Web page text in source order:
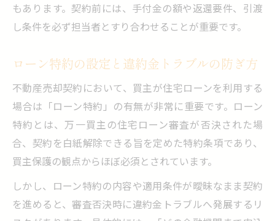
もあります。契約前には、手付金の額や返還要件、引渡
し条件を必ず担当者とすり合わせることが重要です。
ローン特約の設定と違約金トラブルの防ぎ方
不動産売却契約において、買主が住宅ローンを利用する
場合は「ローン特約」の有無が非常に重要です。ローン
特約とは、万一買主の住宅ローン審査が否決された場
合、契約を白紙解除できる旨を定めた特約条項であり、
買主保護の観点からほぼ必須とされています。
しかし、ローン特約の内容や適用条件が曖昧なまま契約
を進めると、審査否決時に違約金トラブルへ発展するリ